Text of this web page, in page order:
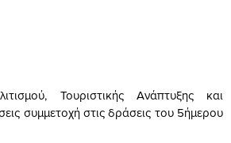
Τουριστικής Ανάπτυξης και
συμμετοχή στις δράσεις του 5ήμερου